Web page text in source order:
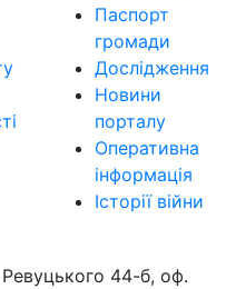
Паспорт
громади
Дослідження
Новини
порталу
Оперативна
інформація
Історії війни
Ревуцького 44-б, оф.